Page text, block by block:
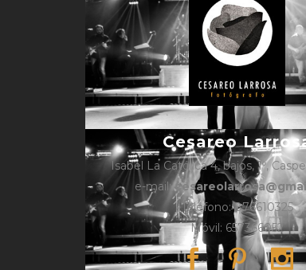
Cesareo
Isabel La Católica 4, bajos, 1º,
e-mail:
Teléfono: 876610325
Móvil: 657366052